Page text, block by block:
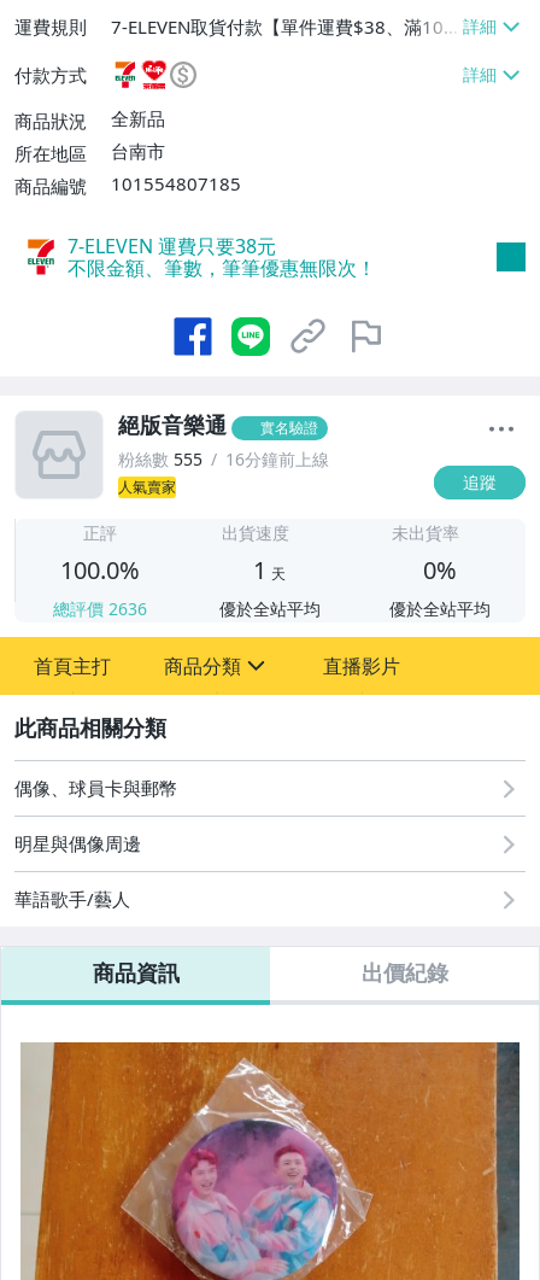
運費規則
7-ELEVEN取貨付款【單件運費$38、滿10
件免運費】、萊爾富取貨付款【單件運費$6
0、滿10件免運費】、郵局掛號【單件運費
$65、滿10件免運費】
付款方式
商品狀況
全新品
所在地區
台南市
商品編號
101554807185
7-ELEVEN 運費只要38元
不限金額、筆數，筆筆優惠無限次！
絕版音樂通 實名驗證
粉絲數 555 16分鐘前上線
人氣賣家 追蹤
正評
100.0%
總評價 2636
出貨速度
1 天
優於全站平均
未出貨率
0%
優於全站平均
首頁主打 商品分類
圖書/影音/文具
玩具、模型與公仔
偶像、球員卡與郵幣
美容保養與彩妝
直播影片
偶像、球員卡與郵幣
明星與偶像周邊
華語歌手/藝人
商品資訊 出價紀錄